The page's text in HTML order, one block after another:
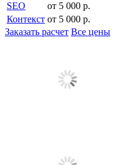
SEO
от 5 000 р.
Контекст от 5 000 р.
Заказать расчет Все цены